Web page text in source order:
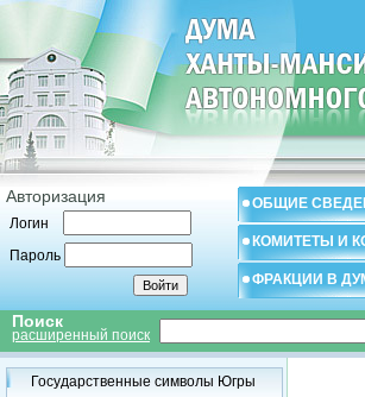
Авторизация
Логин
Пароль
ОБЩИЕ
КОМИТЕТЫ И
ФРАКЦИИ В
Поиск
расширенный поиск
Государственные символы Югры